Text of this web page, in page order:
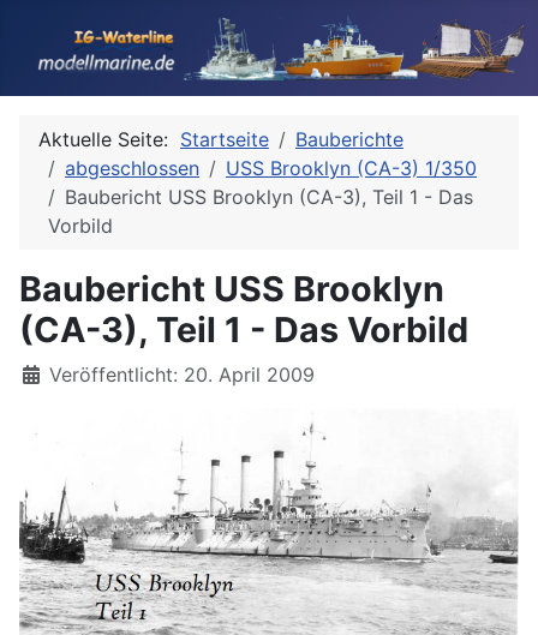
Aktuelle Seite: Startseite
Bauberichte
abgeschlossen
USS Brooklyn (CA-3) 1/350
Baubericht USS Brooklyn (CA-3), Teil 1 - Das
Vorbild
Baubericht USS Brooklyn
(CA-3), Teil 1 - Das Vorbild
Details
Veröffentlicht: 20. April 2009